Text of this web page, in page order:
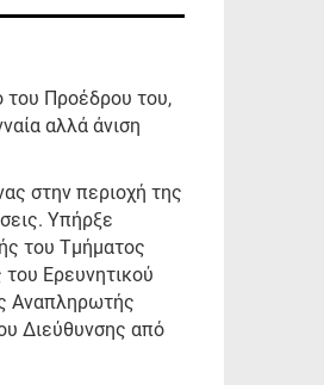
του Προέδρου του,
αλλά άνιση
στην περιοχή της
Υπήρξε
του Τμήματος
Ερευνητικού
Αναπληρωτής
Διεύθυνσης από